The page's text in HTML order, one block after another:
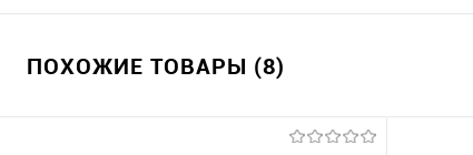
ПОХОЖИЕ ТОВАРЫ (8)